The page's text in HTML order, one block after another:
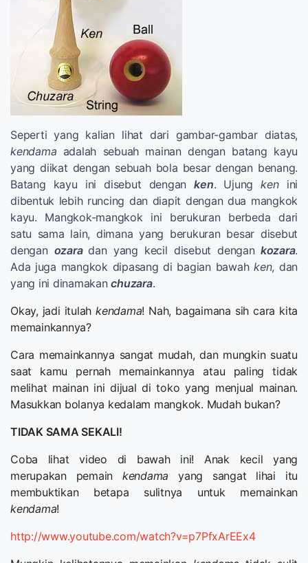
Seperti yang kalian lihat dari gambar-gambar diatas,
kendama adalah sebuah mainan dengan batang kayu
yang diikat dengan sebuah bola besar dengan benang.
Batang kayu ini disebut denganken. Ujungken ini
dibentuk lebih runcing dan diapit dengan dua mangkok
kayu. Mangkok-mangkok ini berukuran berbeda dari
satu sama lain, dimana yang berukuran besar disebut
dengan ozaradan yang kecil disebut dengankozara.
Ada juga mangkok dipasang di bagian bawahken, dan
yang ini dinamakanchuzara.
Okay, jadi itulahkendama! Nah, bagaimana sih cara kita
memainkannya?
Cara memainkannya sangat mudah, dan mungkin suatu
saat kamu pernah memainkannya atau paling tidak
melihat mainan ini dijual di toko yang menjual mainan.
Masukkan bolanya kedalam mangkok. Mudah bukan?
TIDAK SAMA SEKALI!
Coba lihat video di bawah ini! Anak kecil yang
merupakan pemain kendama yang sangat lihai itu
membuktikan betapa sulitnya untuk memainkan
kendama!
http://www.youtube.com/watch?v=p7PfxArEEx4